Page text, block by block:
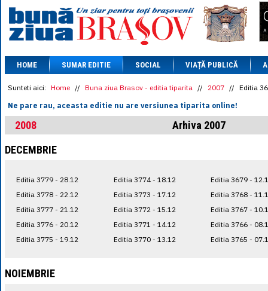
1 XAU= 464.4611
1 AED= 1.1933
1 AUD= 2.7957
1 BGN= 2.5449
1 CAD= 3.1559
1 CHF= 5.2813
1 CNY= 0.6015
1 DKK= 0.6668
1 EGP= 0.0860
1 HUF= 1.2223
1 MXN= 0.2227
1 NOK= 0.4191
1 RSD= 0.0425
1 RUB= 0.0530
HOME SUMAR EDITIE SOCIAL VIAȚĂ PUBLICĂ
Sunteti aici: Home // Buna ziua Brasov - editia tiparita // 2007 // Editia
Ne pare rau, aceasta editie nu are versiunea tiparita online!
2008
Arhiva 2007
DECEMBRIE
Editia 3779 - 28.12
Editia 3778 - 22.12
Editia 3777 - 21.12
Editia 3776 - 20.12
Editia 3775 - 19.12
Editia 3774 - 18.12
Editia 3773 - 17.12
Editia 3772 - 15.12
Editia 3771 - 14.12
Editia 3770 - 13.12
Editia 3679 -
Editia 3768 -
Editia 3767 -
Editia 3766 -
Editia 3765 -
NOIEMBRIE